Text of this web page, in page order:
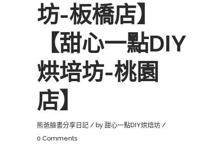
坊-板橋店】
【甜心一點DIY
烘培坊-桃園
店】
熊爸臉書分享日記 by 甜心一點DIY烘焙坊
0 Comments